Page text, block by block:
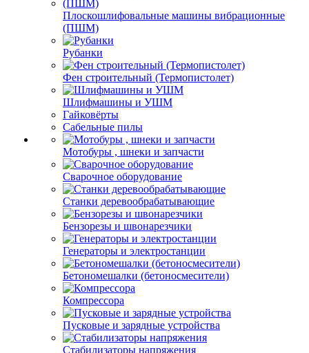
Плоскошлифовальные машины вибрационные
(ПШМ)
Рубанки
Фен строительный (Термопистолет)
Шлифмашины и УШМ
Гайковёрты
Сабельные пилы
Мотобуры , шнеки и запчасти
Сварочное оборудование
Станки деревообрабатывающие
Бензорезы и швонарезчики
Генераторы и электростанции
Бетономешалки (бетоносмесители)
Компрессора
Пусковые и зарядные устройства
Стабилизаторы напряжения